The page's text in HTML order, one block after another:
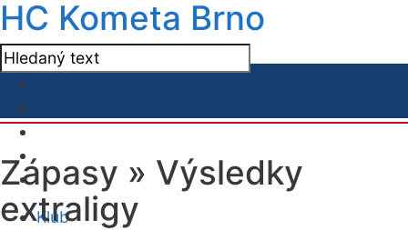
HC Kometa Brno
Klub
Zápasy » Výsledky
extraligy